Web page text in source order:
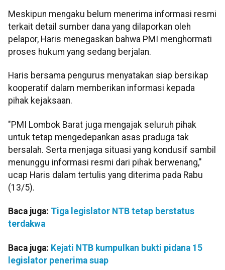
Meskipun mengaku belum menerima informasi resmi
terkait detail sumber dana yang dilaporkan oleh
pelapor, Haris menegaskan bahwa PMI menghormati
proses hukum yang sedang berjalan.
Haris bersama pengurus menyatakan siap bersikap
kooperatif dalam memberikan informasi kepada
pihak kejaksaan.
"PMI Lombok Barat juga mengajak seluruh pihak
untuk tetap mengedepankan asas praduga tak
bersalah. Serta menjaga situasi yang kondusif sambil
menunggu informasi resmi dari pihak berwenang,"
ucap Haris dalam tertulis yang diterima pada Rabu
(13/5).
Baca juga: Tiga legislator NTB tetap berstatus
terdakwa
Baca juga: Kejati NTB kumpulkan bukti pidana 15
legislator penerima suap